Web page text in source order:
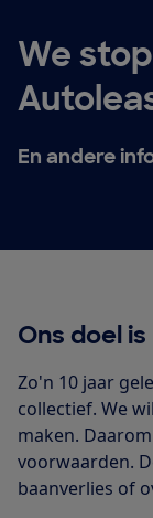
We
En andere
Ons doel
Zo'n 10 jaar
collectief. We
maken.
voorwaarden.
baanverlies of